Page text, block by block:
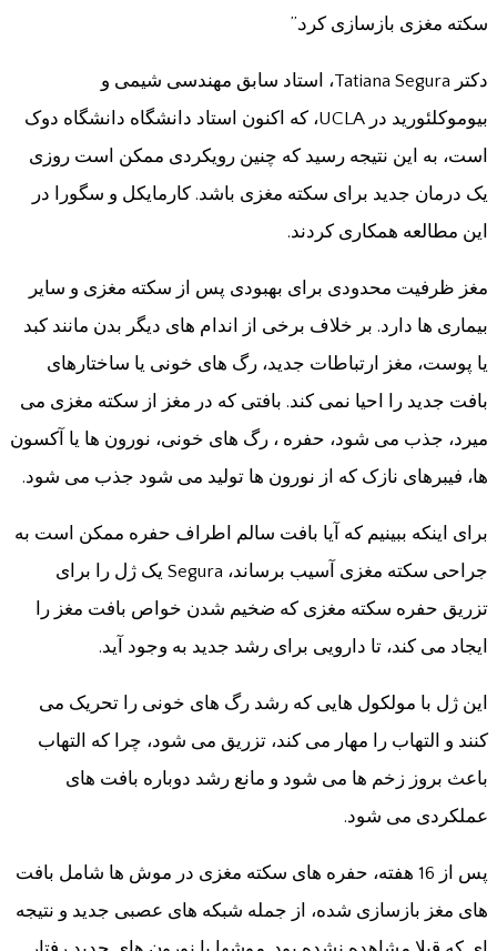
سکته مغزی بازسازی کرد.”
دکتر Tatiana Segura، استاد سابق مهندسی شیمی و
بیوموکلئورید در UCLA، که اکنون استاد دانشگاه دانشگاه دوک
است، به این نتیجه رسید که چنین رویکردی ممکن است روزی
یک درمان جدید برای سکته مغزی باشد. کارمایکل و سگورا در
این مطالعه همکاری کردند.
مغز ظرفیت محدودی برای بهبودی پس از سکته مغزی و سایر
بیماری ها دارد. بر خلاف برخی از اندام های دیگر بدن مانند کبد
یا پوست، مغز ارتباطات جدید، رگ های خونی یا ساختارهای
بافت جدید را احیا نمی کند. بافتی که در مغز از سکته مغزی می
میرد، جذب می شود، حفره ، رگ های خونی، نورون ها یا آکسون
ها، فیبرهای نازک که از نورون ها تولید می شود جذب می شود.
برای اینکه ببینیم که آیا بافت سالم اطراف حفره ممکن است به
جراحی سکته مغزی آسیب برساند، Segura یک ژل را برای
تزریق حفره سکته مغزی که ضخیم شدن خواص بافت مغز را
ایجاد می کند، تا دارویی برای رشد جدید به وجود آید.
این ژل با مولکول هایی که رشد رگ های خونی را تحریک می
کنند و التهاب را مهار می کند، تزریق می شود، چرا که التهاب
باعث بروز زخم ها می شود و مانع رشد دوباره بافت های
عملکردی می شود.
پس از 16 هفته، حفره های سکته مغزی در موش ها شامل بافت
های مغز بازسازی شده، از جمله شبکه های عصبی جدید و نتیجه